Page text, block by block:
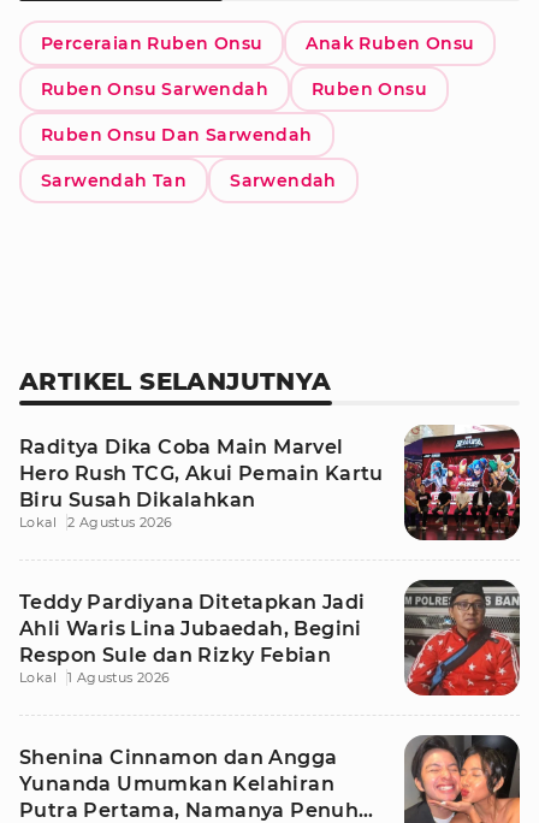
Perceraian Ruben Onsu Anak Ruben Onsu
Ruben Onsu Sarwendah Ruben Onsu
Ruben Onsu Dan Sarwendah
Sarwendah Tan Sarwendah
ARTIKEL SELANJUTNYA
Raditya Dika Coba Main Marvel
Hero Rush TCG, Akui Pemain Kartu
Biru Susah Dikalahkan
Lokal 2 Agustus 2026
Teddy Pardiyana Ditetapkan Jadi
Ahli Waris Lina Jubaedah, Begini
Respon Sule dan Rizky Febian
Lokal 1 Agustus 2026
Shenina Cinnamon dan Angga
Yunanda Umumkan Kelahiran
Putra Pertama, Namanya Penuh